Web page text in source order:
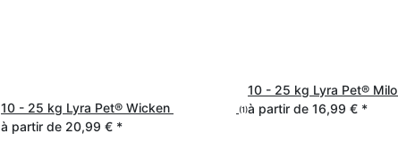
10 - 25 kg Lyra Pet® Wicken (1)
à partir de 20,99 € *
10 - 25 kg Lyra Pet® Milo
à partir de 16,99 € *